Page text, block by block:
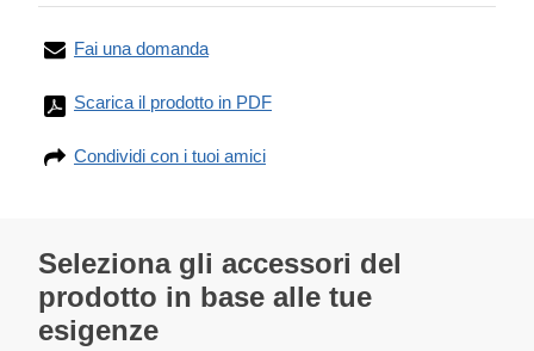
Fai una domanda
Scarica il prodotto in PDF
Condividi con i tuoi amici
Seleziona gli accessori del
prodotto in base alle tue
esigenze